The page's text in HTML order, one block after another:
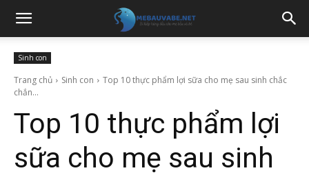
Sinh con
Trang chủ Sinh con
Top 10 thực phẩm lợi sữa cho mẹ sau sinh chắc
chắn...
Top 10 thực phẩm lợi
sữa cho mẹ sau sinh